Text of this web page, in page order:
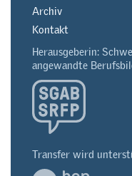
Archiv
Kontakt
Herausgeberin:
angewandte
Transfer wird